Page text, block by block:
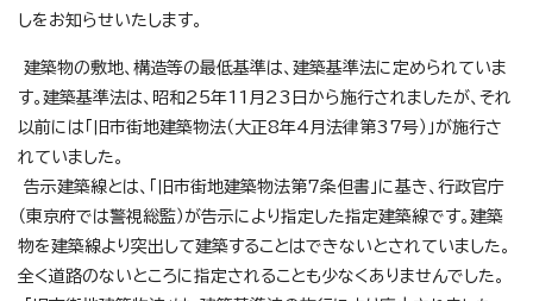
しをお知らせいたします。
建築物の敷地、構造等の最低基準は、建築基準法に定められていま
す。建築基準法は、昭和25年11月23日から施行されましたが、それ
以前には「旧市街地建築物法（大正8年4月法律第37号）」が施行さ
れていました。
告示建築線とは、「旧市街地建築物法第7条但書」に基き、行政官庁
（東京府では警視総監）が告示により指定した指定建築線です。建築
物を建築線より突出して建築することはできないとされていました。
全く道路のないところに指定されることも少なくありませんでした。